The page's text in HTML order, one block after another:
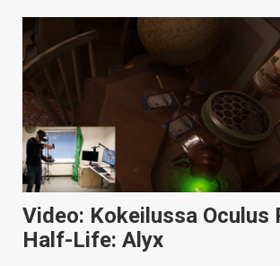
Video: Kokeilussa Oculus
Half-Life: Alyx